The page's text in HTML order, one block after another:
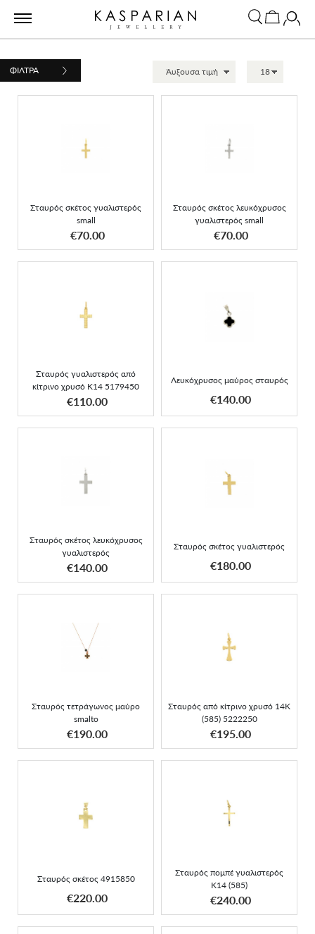
ΦΙΛΤΡΑ
Σταυρός σκέτος γυαλιστερός
small
€70.00
Σταυρός σκέτος
γυαλιστερός small
ΑΠΟΚΤΗΣΕ ΤΟ
Σταυρός σκέτος λευκόχρυσος
γυαλιστερός small
€70.00
Σταυρός σκέτος
λευκόχρυσος γυαλιστερός
ΑΠΟΚΤΗΣΕ ΤΟ
Σταυρός γυαλιστερός από
κίτρινο χρυσό K14 5179450
€110.00
Σταυρός γυαλιστερός από
κίτρινο χρυσό K14
5179450
ΑΠΟΚΤΗΣΕ ΤΟ
Λευκόχρυσος μαύρος σταυρός
€140.00
Λευκόχρυσος μαύρος
σταυρός
ΑΠΟΚΤΗΣΕ ΤΟ
Σταυρός σκέτος λευκόχρυσος
γυαλιστερός
€140.00
Σταυρός σκέτος
ΑΠΟΚΤΗΣΕ ΤΟ
Σταυρός σκέτος γυαλιστερός
€180.00
Σταυρός σκέτος
γυαλιστερός
ΑΠΟΚΤΗΣΕ ΤΟ
Σταυρός τετράγωνος μαύρο
smalto
€190.00
Σταυρός τετράγωνος
μαύρο smalto
ΑΠΟΚΤΗΣΕ ΤΟ
Σταυρός από κίτρινο χρυσό 14Κ
(585) 5222250
€195.00
Σταυρός από κίτρινο
χρυσό 14Κ (585)
5222250
ΑΠΟΚΤΗΣΕ ΤΟ
Σταυρός σκέτος 4915850
€220.00
Σταυρός σκέτος 4915850
ΑΠΟΚΤΗΣΕ ΤΟ
Σταυρός πομπέ γυαλιστερός
Κ14 (585)
€240.00
Σταυρός πομπέ
γυαλιστερός Κ14 (585)
ΑΠΟΚΤΗΣΕ ΤΟ